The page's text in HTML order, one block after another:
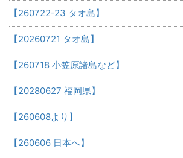
【260722-23 タオ島】
【20260721 タオ島】
【260718 小笠原諸島など】
【20280627 福岡県】
【260608より】
【260606 日本へ】